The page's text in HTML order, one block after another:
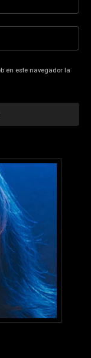
en este navegador la